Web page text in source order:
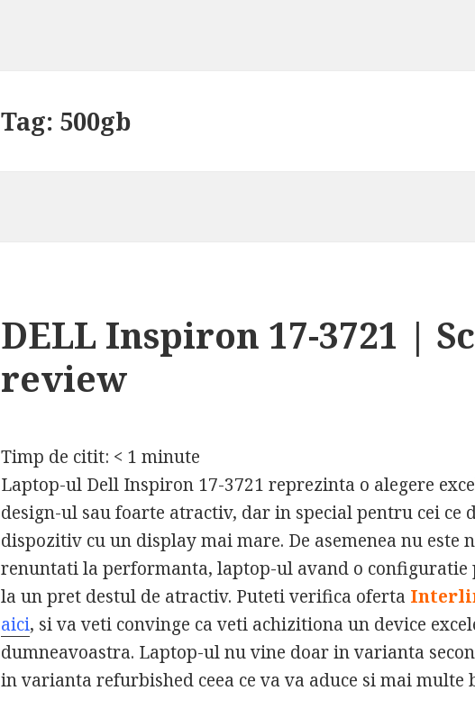
Tag: 500gb
DELL Inspiron 17-3721 |
review
Timp de citit: < 1 minute
Laptop-ul Dell Inspiron 17-3721 reprezinta o alegere
design-ul sau foarte atractiv, dar in special pentru cei ce
dispozitiv cu un display mai mare. De asemenea nu este
renuntati la performanta, laptop-ul avand o configuratie
la un pret destul de atractiv. Puteti verifica oferta
aici, si va veti convinge ca veti achizitiona un device
dumneavoastra. Laptop-ul nu vine doar in varianta
in varianta refurbished ceea ce va va aduce si mai multe